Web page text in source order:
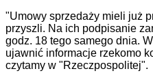
"Umowy sprzedaży mieli już
przyszli. Na ich podpisanie
godz. 18 tego samego dnia.
ujawnić informacje rzekomo
czytamy w "Rzeczpospolitej".